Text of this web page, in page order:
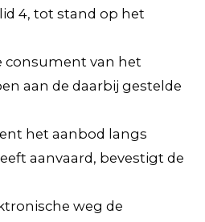
4, tot stand op het
consument van het
aan de daarbij gestelde
het aanbod langs
aanvaard, bevestigt de
weg de